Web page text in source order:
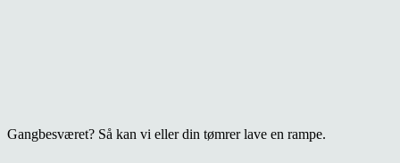
Gangbesværet? Så kan vi eller din tømrer lave en rampe.